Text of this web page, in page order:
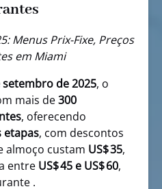
Menus Prix-Fixe, Preços
em Miami
setembro de 2025, o
mais de300
, oferecendo
etapas, com descontos
almoço custam US$ 35,
entre US$ 45 e US$ 60,
.